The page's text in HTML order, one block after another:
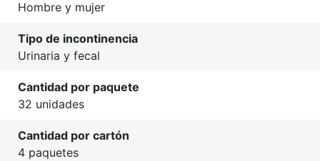
Hombre y mujer
Tipo de incontinencia
Urinaria y fecal
Cantidad por paquete
32 unidades
Cantidad por cartón
4 paquetes